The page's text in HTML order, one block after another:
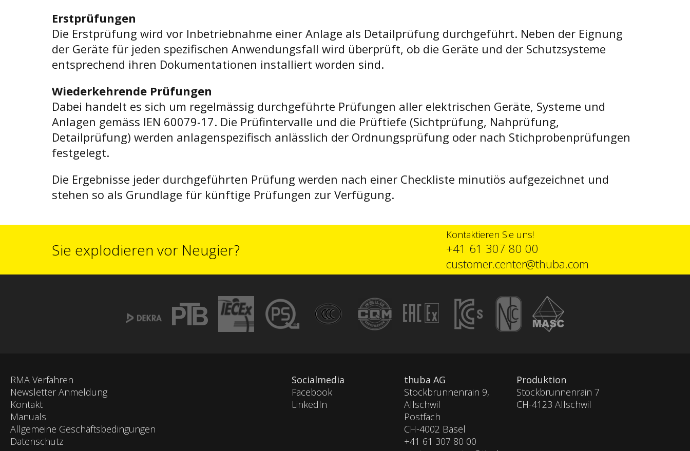
Erstprüfungen
Die Erstprüfung wird vor Inbetriebnahme einer Anlage als Detailprüfung durchgeführt. Neben der Eignung
der Geräte für jeden spezifischen Anwendungs­fall wird überprüft, ob die Geräte und der Schutzsysteme
entsprechend ihren Dokumentationen installiert worden sind.
Wiederkehrende Prüfungen
Dabei handelt es sich um regelmässig durchgeführte Prüfungen aller elektrischen Geräte, Systeme und
Anlagen gemäss IEN 60079-17. Die Prüfintervalle und die Prüftiefe (Sichtprüfung, Nahprüfung,
Detailprüfung) werden anlagenspezifisch anlässlich der Ordnungsprüfung oder nach Stichprobenprüfungen
festgelegt.
Die Ergebnisse jeder durchgeführten Prüfung werden nach einer Checkliste minutiös aufgezeichnet und
stehen so als Grundlage für künftige Prüfungen zur Verfügung.
Sie explodieren vor Neugier?
Kontaktieren Sie uns!
+41 61 307 80 00
customer.center@thuba.com
RMA Verfahren
Newsletter Anmeldung
Kontakt
Manuals
Allgemeine Geschäftsbedingungen
Datenschutz
Socialmedia
Facebook
LinkedIn
thuba AG
Stockbrunnenrain 9,
Allschwil
Postfach
CH-4002 Basel
+41 61 307 80 00
Produktion
Stockbrunnenrain 7
CH-4123 Allschwil